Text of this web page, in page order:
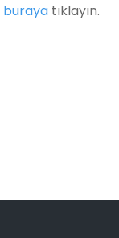
burayatıklayın.